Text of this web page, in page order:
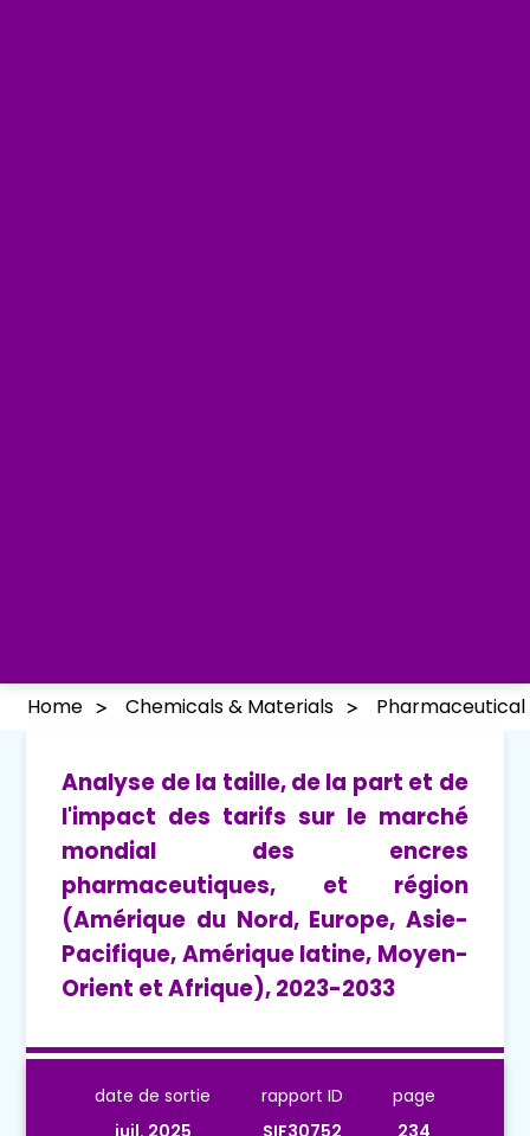
Home Chemicals & Materials
Analyse de la taille, de la part et de
l'impact des tarifs sur le marché
mondial des encres
pharmaceutiques, et région
(Amérique du Nord, Europe, Asie-
Pacifique, Amérique latine, Moyen-
Orient et Afrique), 2023-2033
date de sortie
juil. 2025
rapport ID
SIF30752
page
234